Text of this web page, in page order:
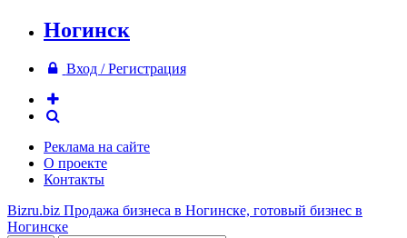
Ногинск
Вход / Регистрация
Реклама на сайте
О проекте
Контакты
Bizru.biz Продажа бизнеса в Ногинске, готовый бизнес в
Ногинске